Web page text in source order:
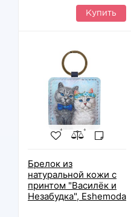
Купить
Брелок из
натуральной кожи с
принтом "Василёк и
Незабудка", Eshemoda